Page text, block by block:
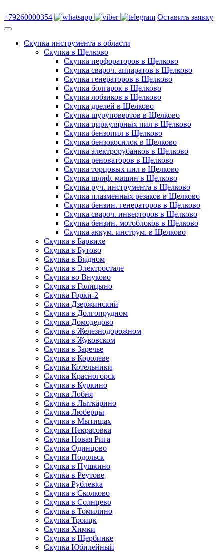
+79260000354 Оставить заявку
Скупка инструмента в области
Скупка в Щелково
Скупка перфораторов в Щелково
Скупка свароч. аппаратов в Щелково
Скупка генераторов в Щелково
Скупка болгарок в Щелково
Скупка лобзиков в Щелково
Скупка дрелей в Щелково
Скупка шуруповертов в Щелково
Скупка циркулярных пил в Щелково
Скупка бензопил в Щелково
Скупка бензокосилок в Щелково
Скупка электрорубанков в Щелково
Скупка реноваторов в Щелково
Скупка торцовых пил в Щелково
Скупка шлиф. машин в Щелково
Скупка руч. инструмента в Щелково
Скупка плазменных резаков в Щелково
Скупка бензин. генераторов в Щелково
Скупка свароч. инверторов в Щелково
Скупка бензин. мотоблоков в Щелково
Скупка аккум. инструм. в Щелково
Скупка в Барвихе
Скупка в Бутово
Скупка в Видном
Скупка в Электростале
Скупка во Внуково
Скупка в Голицыно
Скупка Горки-2
Скупка Дзержинский
Скупка в Долгопрудном
Скупка Домодедово
Скупка в Железнодорожном
Скупка в Жуковском
Скупка в Заречье
Скупка в Королеве
Скупка Котельники
Скупка Красногорск
Скупка в Куркино
Скупка Лобня
Скупка в Лыткарино
Скупка Люберцы
Скупка в Мытищах
Скупка Некрасовка
Скупка Новая Рига
Скупка Одинцово
Скупка Подольск
Скупка в Пушкино
Скупка в Реутове
Скупка Рублевка
Скупка в Сколково
Скупка в Солнцево
Скупка в Томилино
Скупка Троицк
Скупка Химки
Скупка в Щербинке
Скупка Юбилейный